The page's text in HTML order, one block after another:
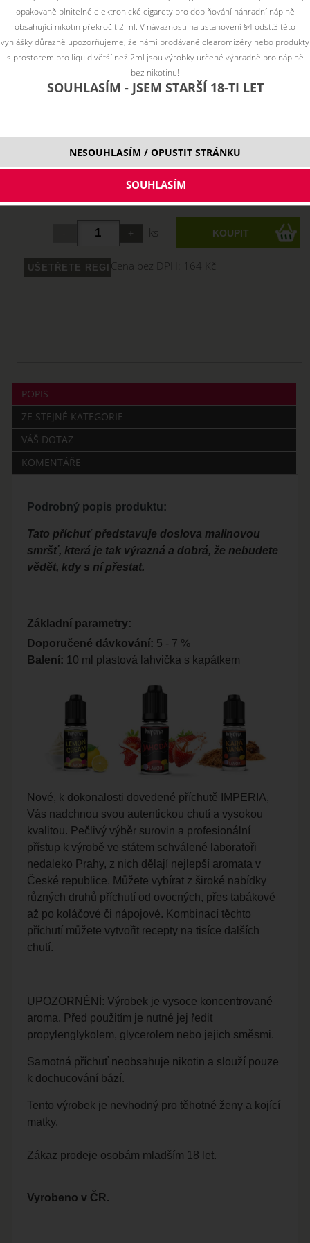
Vyberte variantu:
199 Kč skladem
ks
Cena bez DPH: 164 Kč
POPIS
ZE STEJNÉ KATEGORIE
VÁŠ DOTAZ
KOMENTÁŘE
Podrobný popis produktu:
Tato příchuť představuje doslova malinovou
smršť, která je tak výrazná a dobrá, že nebudete
vědět, kdy s ní přestat.
Základní parametry:
Doporučené dávkování: 5 - 7 %
Balení: 10 ml plastová lahvička s kapátkem
Nové, k dokonalosti dovedené příchutě IMPERIA,
Vás nadchnou svou autentickou chutí a vysokou
kvalitou. Pečlivý výběr surovin a profesionální
přístup k výrobě ve státem schválené laboratoři
nedaleko Prahy, z nich dělají nejlepší aromata v
České republice. Můžete vybírat z široké nabídky
různých druhů příchutí od ovocných, přes tabákové
až po koláčové či nápojové. Kombinací těchto
příchutí můžete vytvořit recepty na tisíce dalších
chutí.
UPOZORNĚNÍ: Výrobek je vysoce koncentrované
aroma. Před použitím je nutné jej ředit
propylenglykolem, glycerolem nebo jejich směsmi.
Samotná příchuť neobsahuje nikotin a slouží pouze
k dochucování bází.
Tento výrobek je nevhodný pro těhotné ženy a kojící
matky.
Zákaz prodeje osobám mladším 18 let.
Vyrobeno v ČR.
opakovaně plnitelné elektronické cigarety pro doplňování náhradní náplně
obsahující nikotin překročit 2 ml. V návaznosti na ustanovení §4 odst.3 této
vyhlášky důrazně upozorňujeme, že námi prodávané clearomizéry nebo produkty
s prostorem pro liquid větší než 2ml jsou výrobky určené výhradně pro náplně
bez nikotinu!
SOUHLASÍM - JSEM STARŠÍ 18-TI LET
NESOUHLASÍM / OPUSTIT STRÁNKU